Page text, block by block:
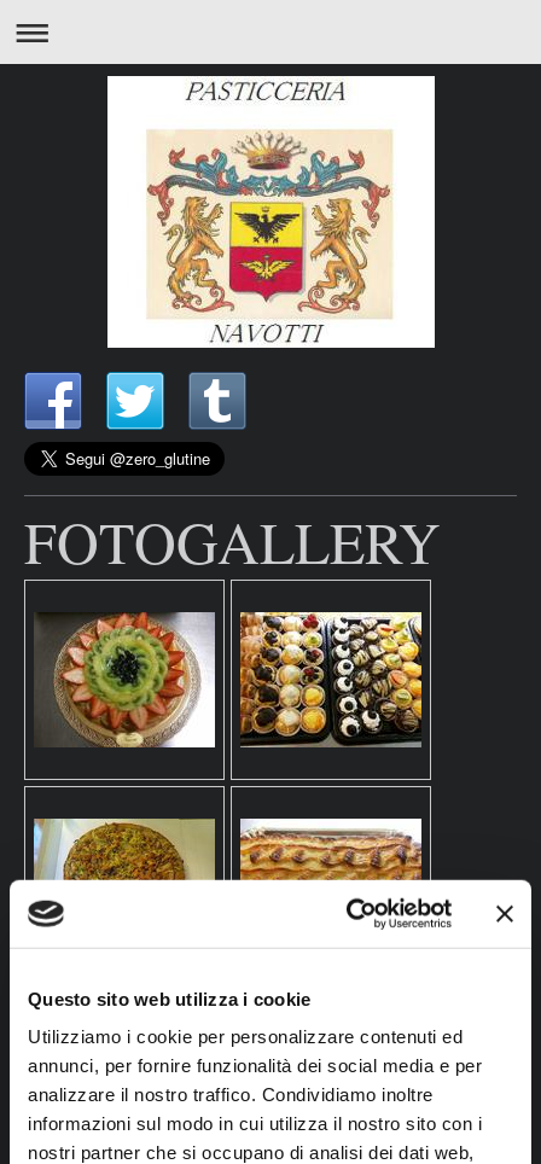
Questo sito web utilizza i cookie
Utilizziamo i cookie per personalizzare contenuti ed
annunci, per fornire funzionalità dei social media e per
analizzare il nostro traffico. Condividiamo inoltre
informazioni sul modo in cui utilizza il nostro sito con i
nostri partner che si occupano di analisi dei dati web,
FOTOGALLERY